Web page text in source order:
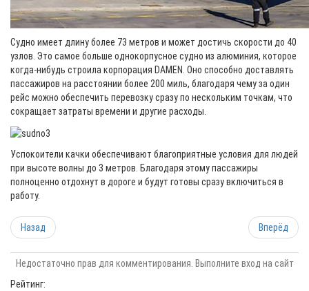
Судно имеет длину более 73 метров и может достичь скорости до 40
узлов. Это самое больше однокорпусное судно из алюминия, которое
когда-нибудь строила корпорация DAMEN. Оно способно доставлять
пассажиров на расстоянии более 200 миль, благодаря чему за один
рейс можно обеспечить перевозку сразу по нескольким точкам, что
сокращает затраты времени и другие расходы.
Успокоители качки обеспечивают благоприятные условия для людей
при высоте волны до 3 метров. Благодаря этому пассажиры
полноценно отдохнут в дороге и будут готовы сразу включиться в
работу.
Назад Вперёд
Недостаточно прав для комментирования. Выполните вход на сайт
Рейтинг: